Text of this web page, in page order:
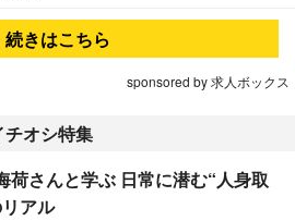
続きはこちら
sponsored by 求人ボックス
オシ特集
荷さんと学ぶ 日常に潜む“人身取
アル